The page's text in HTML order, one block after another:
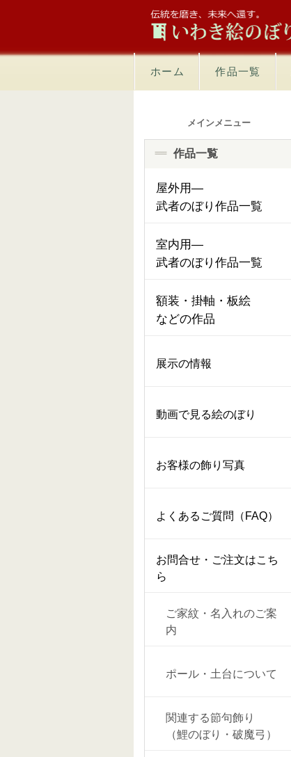
ホーム 作品一覧
メインメニュー
作品一覧
屋外用―
武者のぼり作品一覧
室内用―
武者のぼり作品一覧
額装・掛軸・板絵
などの作品
展示の情報
動画で見る絵のぼり
お客様の飾り写真
よくあるご質問（FAQ）
お問合せ・ご注文はこち
ら
ご家紋・名入れのご案
内
ポール・土台について
関連する節句飾り
（鯉のぼり・破魔弓）